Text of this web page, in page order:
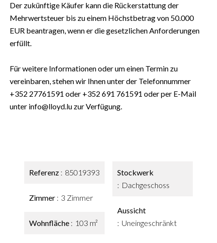
Der zukünftige Käufer kann die Rückerstattung der
Mehrwertsteuer bis zu einem Höchstbetrag von 50.000
EUR beantragen, wenn er die gesetzlichen Anforderungen
erfüllt.
Für weitere Informationen oder um einen Termin zu
vereinbaren, stehen wir Ihnen unter der Telefonnummer
+352 27761591 oder +352 691 761591 oder per E-Mail
unter info@lloyd.lu zur Verfügung.
Referenz 85019393
Zimmer 3 Zimmer
Wohnfläche 103 m²
Stockwerk
Dachgeschoss
Aussicht
Uneingeschränkt